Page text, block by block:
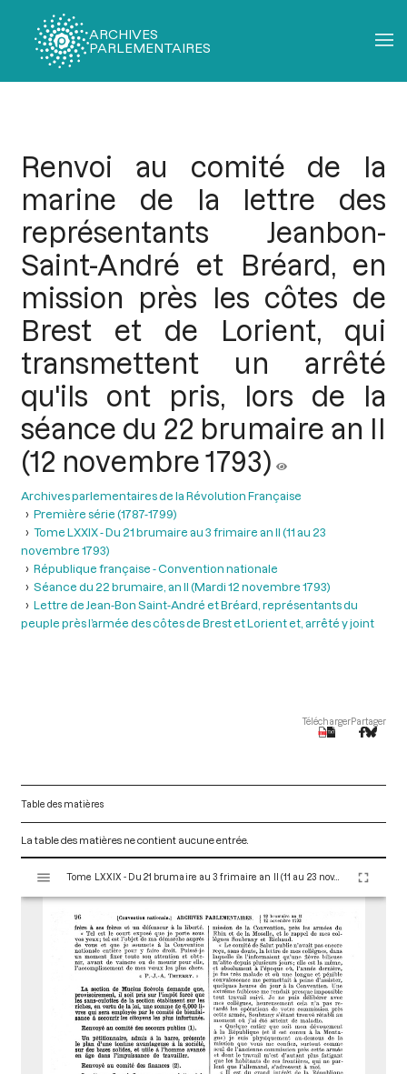
ARCHIVES
PARLEMENTAIRES
Renvoi au comité de la
marine de la lettre des
représentants Jeanbon-
Saint-André et Bréard, en
mission près les côtes de
Brest et de Lorient, qui
transmettent un arrêté
qu'ils ont pris, lors de la
séance du 22 brumaire an II
(12 novembre 1793)
Archives parlementaires de la Révolution Française
Première série (1787-1799)
Tome LXXIX - Du 21 brumaire au 3 frimaire an II (11 au 23
novembre 1793)
République française - Convention nationale
Séance du 22 brumaire, an II (Mardi 12 novembre 1793)
Lettre de Jean-Bon Saint-André et Bréard, représentants du
peuple près l’armée des côtes de Brest et Lorient et, arrêté y joint
TéléchargerPartager
Table des matières
La table des matières ne contient aucune entrée.
s
Tome LXXIX - Du 21 brumaire au 3 frimaire an II (11 au 23 novembre 1793)